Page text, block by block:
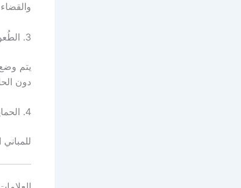
والقضاء
3. الطُعوم الذكية
يتم
دون
4. الحماية الوقائية